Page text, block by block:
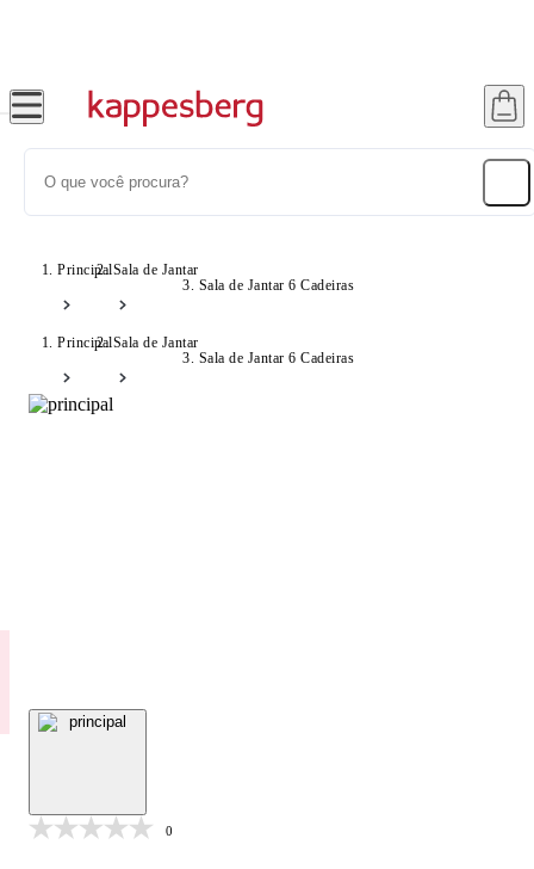
PrincipalSala de Jantar
Sala de Jantar 6 Cadeiras
PrincipalSala de Jantar
Sala de Jantar 6 Cadeiras
0